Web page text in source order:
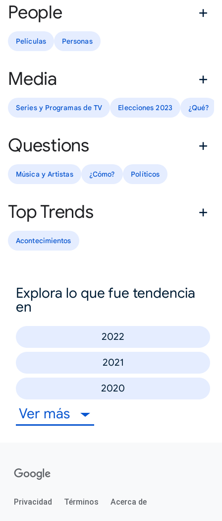
People
Películas Personas
Media
Series y Programas de TV Elecciones 2023 ¿Qué?
Questions
Música y Artistas ¿Cómo? Políticos
Top Trends
Acontecimientos
Explora lo que fue tendencia
en
2022
2021
2020
Ver más
Privacidad Términos Acerca de